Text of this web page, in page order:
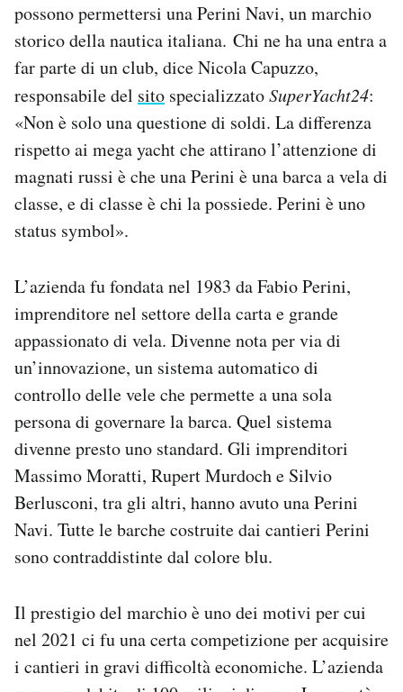
possono permettersi una Perini Navi, un marchio
storico della nautica italiana. Chi ne ha una entra a
far parte di un club, dice Nicola Capuzzo,
responsabile del sito specializzatoSuperYacht24:
«Non è solo una questione di soldi. La differenza
rispetto ai mega yacht che attirano l’attenzione di
magnati russi è che una Perini è una barca a vela di
classe, e di classe è chi la possiede. Perini è uno
status symbol».
L’azienda fu fondata nel 1983 da Fabio Perini,
imprenditore nel settore della carta e grande
appassionato di vela. Divenne nota per via di
un’innovazione, un sistema automatico di
controllo delle vele che permette a una sola
persona di governare la barca. Quel sistema
divenne presto uno standard. Gli imprenditori
Massimo Moratti, Rupert Murdoch e Silvio
Berlusconi, tra gli altri, hanno avuto una Perini
Navi. Tutte le barche costruite dai cantieri Perini
sono contraddistinte dal colore blu.
Il prestigio del marchio è uno dei motivi per cui
nel 2021 ci fu una certa competizione per acquisire
i cantieri in gravi difficoltà economiche. L’azienda